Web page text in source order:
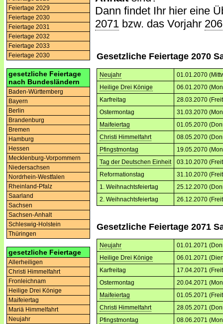
Feiertage 2029
Feiertage 2030
Feiertage 2031
Feiertage 2032
Feiertage 2033
Feiertage 2030
gesetzliche Feiertage
nach Bundesländern
Baden-Württemberg
Bayern
Berlin
Brandenburg
Bremen
Hamburg
Hessen
Mecklenburg-Vorpommern
Niedersachsen
Nordrhein-Westfalen
Rheinland-Pfalz
Saarland
Sachsen
Sachsen-Anhalt
Schleswig-Holstein
Thüringen
gesetzliche Feiertage
Allerheiligen
Christi Himmelfahrt
Fronleichnam
Heilige Drei Könige
Maifeiertag
Mariä Himmelfahrt
Neujahr
Dann findet Ihr hier eine
2071 bzw. das Vorjahr
Gesetzliche Feiertage 2070
Neujahr
01.01.2070
Heilige Drei Könige
06.01.2070
Karfreitag
28.03.2070
Ostermontag
31.03.2070
Maifeiertag
01.05.2070
Christi Himmelfahrt
08.05.2070
Pfingstmontag
19.05.2070
Tag der Deutschen Einheit
03.10.2070
Reformationstag
31.10.2070
1. Weihnachtsfeiertag
25.12.2070
2. Weihnachtsfeiertag
26.12.2070
Gesetzliche Feiertage 2071
Neujahr
01.01.2071
Heilige Drei Könige
06.01.2071
Karfreitag
17.04.2071
Ostermontag
20.04.2071
Maifeiertag
01.05.2071
Christi Himmelfahrt
28.05.2071
Pfingstmontag
08.06.2071